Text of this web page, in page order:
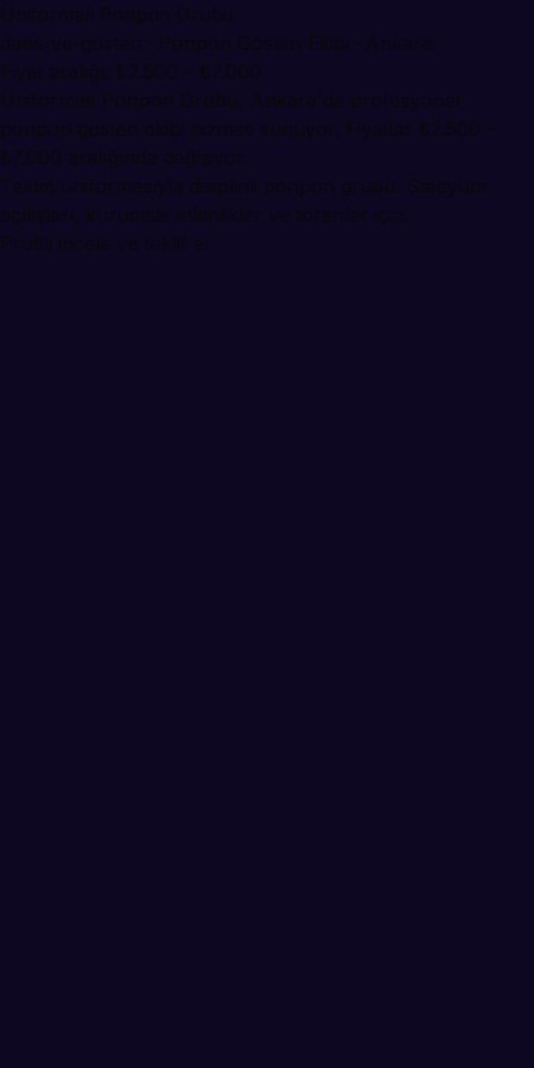
Üniformalı Ponpon Grubu
dans-ve-gosteri · Ponpon Gösteri Ekibi · Ankara
Fiyat aralığı: ₺2.500 – ₺7.000
Üniformalı Ponpon Grubu, Ankara'da profesyonel
ponpon gösteri ekibi hizmeti sunuyor. Fiyatlar ₺2.500 –
₺7.000 aralığında değişiyor.
Takım üniformasıyla disiplinli ponpon grubu. Stadyum
açılışları, kurumsal etkinlikler ve törenler için.
Profili incele ve teklif al